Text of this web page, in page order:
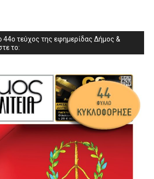
44ο τεύχος της εφημερίδας Δήμος &
το: